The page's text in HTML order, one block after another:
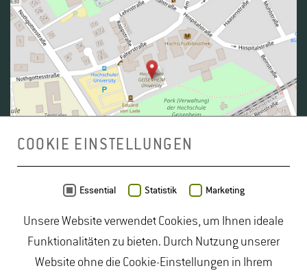
OpenStreetMap - Veröffentlicht unterODbL
duales Studium Gartenbau| Gartenbau Studium|
Lebensmittelrecht Studium|Lebensmittelsicherheit
COOKIE EINSTELLUNGEN
Essential Statistik Marketing
Unsere Website verwendet Cookies, um Ihnen ideale
Funktionalitäten zu bieten. Durch Nutzung unserer
Website ohne die Cookie-Einstellungen in Ihrem